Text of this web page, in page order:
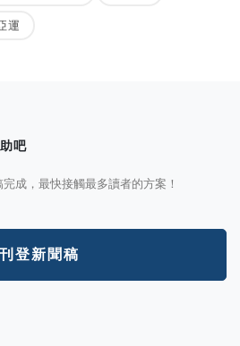
運
吧
成，最快接觸最多讀者的方案！
刊登新聞稿